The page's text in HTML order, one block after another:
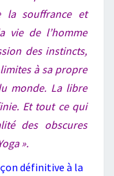
la souffrance et
vie de l’homme
des instincts,
à sa propre
monde. La libre
Et tout ce qui
des obscures
».
définitive à la